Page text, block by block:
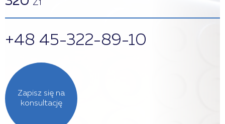
Zapisz się na
konsultację
+48 45-322-89-10